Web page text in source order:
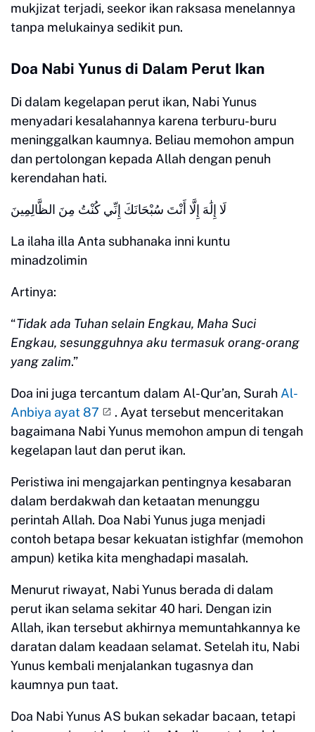
mukjizat terjadi, seekor ikan raksasa menelannya
tanpa melukainya sedikit pun.
Doa Nabi Yunus di Dalam Perut Ikan
Di dalam kegelapan perut ikan, Nabi Yunus
menyadari kesalahannya karena terburu-buru
meninggalkan kaumnya. Beliau memohon ampun
dan pertolongan kepada Allah dengan penuh
kerendahan hati.
لَا إِلَٰهَ إِلَّا أَنْتَ سُبْحَانَكَ إِنِّي كُنْتُ مِنَ الظَّالِمِينَ
La ilaha illa Anta subhanaka inni kuntu
minadzolimin
Artinya:
“Tidak ada Tuhan selain Engkau, Maha Suci
Engkau, sesungguhnya aku termasuk orang-orang
yang zalim.”
Doa ini juga tercantum dalam Al-Qur’an, Surah Al-
Anbiya ayat 87
. Ayat tersebut menceritakan
bagaimana Nabi Yunus memohon ampun di tengah
kegelapan laut dan perut ikan.
Peristiwa ini mengajarkan pentingnya kesabaran
dalam berdakwah dan ketaatan menunggu
perintah Allah. Doa Nabi Yunus juga menjadi
contoh betapa besar kekuatan istighfar (memohon
ampun) ketika kita menghadapi masalah.
Menurut riwayat, Nabi Yunus berada di dalam
perut ikan selama sekitar 40 hari. Dengan izin
Allah, ikan tersebut akhirnya memuntahkannya ke
daratan dalam keadaan selamat. Setelah itu, Nabi
Yunus kembali menjalankan tugasnya dan
kaumnya pun taat.
Doa Nabi Yunus AS bukan sekadar bacaan, tetapi